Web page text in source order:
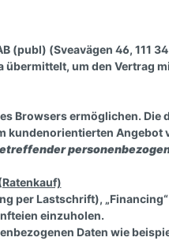
(Sveavägen 46, 111
um den Vertrag
Browsers ermöglichen.
kundenorientierten Angebot
per Lastschrift),
einzuholen.
Daten wie